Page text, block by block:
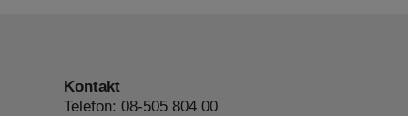
Kontakt
Telefon: 08-505 804 00